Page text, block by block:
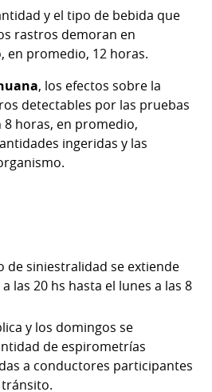
y el tipo de bebida que
rastros demoran en
en promedio, 12 horas.
, los efectos sobre la
detectables por las pruebas
horas, en promedio,
ingeridas y las
de siniestralidad se extiende
las 20 hs hasta el lunes a las 8
y los domingos se
de espirometrías
a conductores participantes